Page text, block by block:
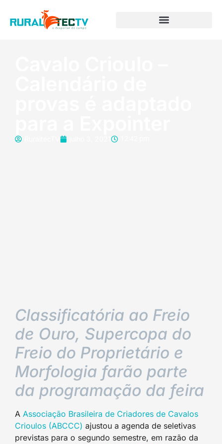
Classificatória ao Freio
de Ouro, Supercopa do
Freio do Proprietário e
Morfologia farão parte
da programação da feira
A Associação Brasileira de Criadores de Cavalos
Crioulos (ABCCC) ajustou a agenda de seletivas
previstas para o segundo semestre, em razão da